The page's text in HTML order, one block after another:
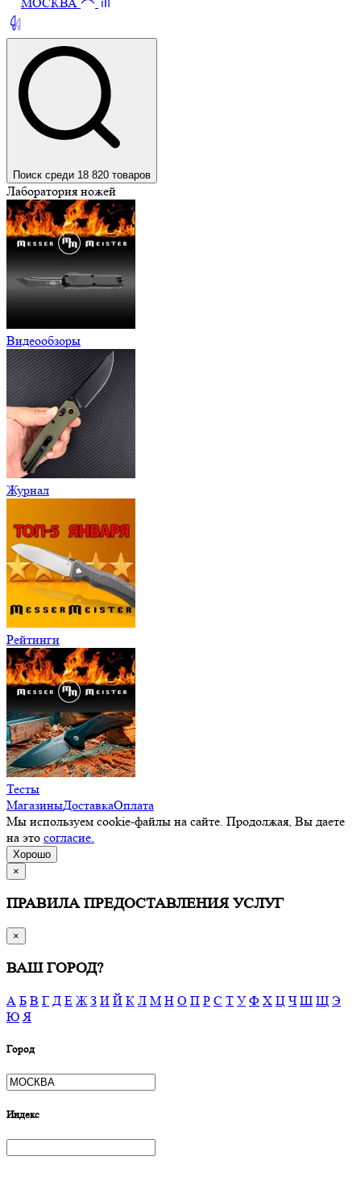
МОСКВА
Поиск среди 18 820 товаров
Лаборатория ножей
Видеообзоры
Журнал
Рейтинги
Тесты
МагазиныДоставкаОплата
Мы используем cookie-файлы на сайте. Продолжая, Вы даете
на это согласие.
Хорошо
×
ПРАВИЛА ПРЕДОСТАВЛЕНИЯ УСЛУГ
×
ВАШ ГОРОД?
А Б В Г Д Е Ж З И Й К Л М Н О П Р С Т У Ф Х Ц Ч Ш Щ Э
Ю Я
Город
Индекс